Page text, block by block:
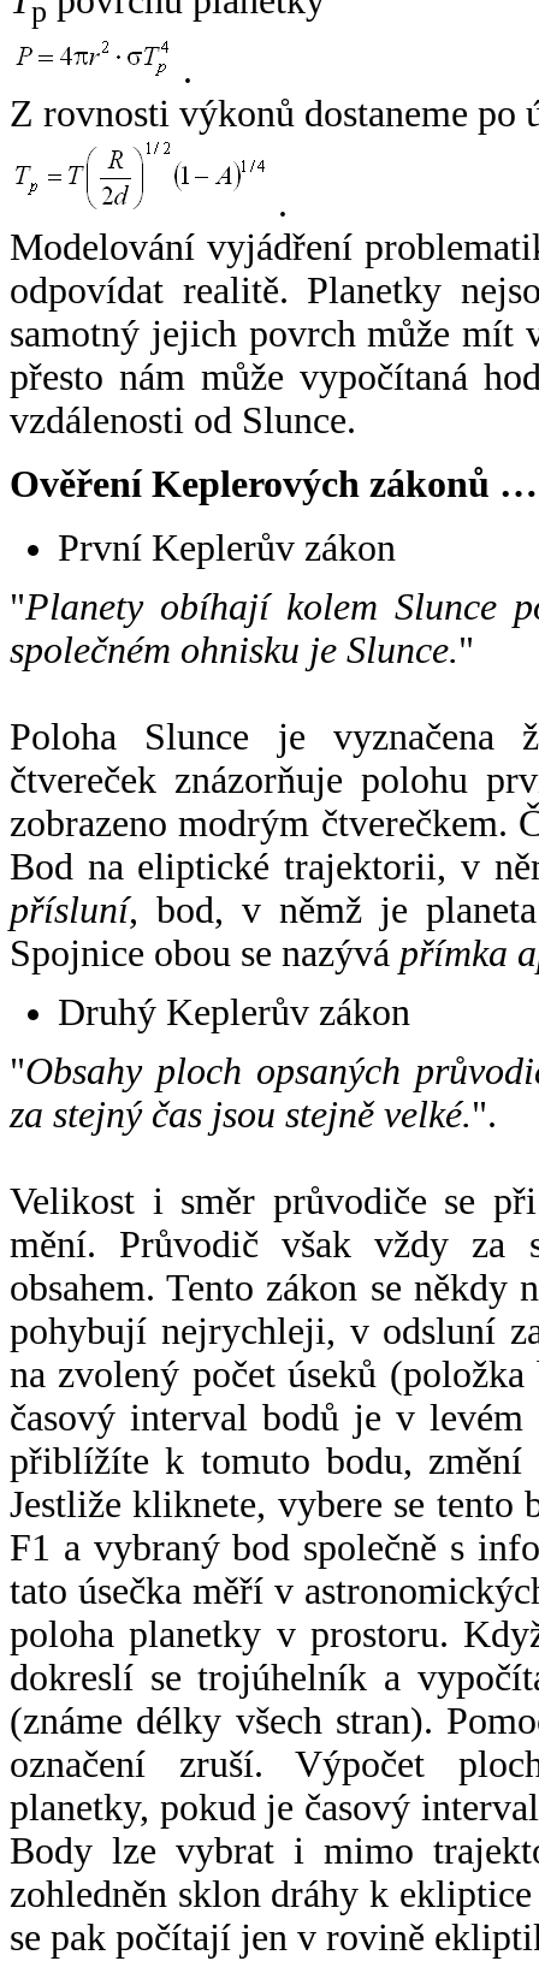
p
.
Z rovnosti výkonů dostaneme po
.
Modelování vyjádření
odpovídat realitě. Planetky
samotný jejich povrch může mít
přesto nám může vypočítaná
vzdálenosti od Slunce.
Ověření Keplerových zákonů …
První Keplerův zákon
"Planety obíhají kolem Slunce
společném ohnisku je Slunce."
Poloha Slunce je vyznačena
čtvereček znázorňuje polohu
zobrazeno modrým čtverečkem.
Bod na eliptické trajektorii, v
přísluní, bod, v němž je
Spojnice obou se nazývá přímka
Druhý Keplerův zákon
"Obsahy ploch opsaných
za stejný čas jsou stejně velké.".
Velikost i směr průvodiče se
mění. Průvodič však vždy za
obsahem. Tento zákon se někdy
pohybují nejrychleji, v odsluní
na zvolený počet úseků
časový interval bodů je v
přiblížíte k tomuto bodu,
Jestliže kliknete, vybere se tento
F1 a vybraný bod společně s
tato úsečka měří v
poloha planetky v prostoru.
dokreslí se trojúhelník a
(známe délky všech stran).
označení zruší. Výpočet
planetky, pokud je časový
Body lze vybrat i mimo
zohledněn sklon dráhy k
se pak počítají jen v rovině